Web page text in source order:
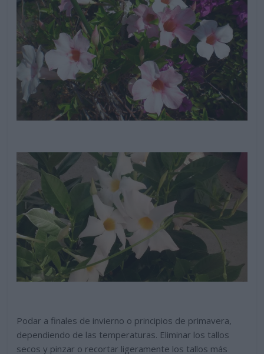
Podar a finales de invierno o principios de primavera,
dependiendo de las temperaturas. Eliminar los tallos
secos y pinzar o recortar ligeramente los tallos más